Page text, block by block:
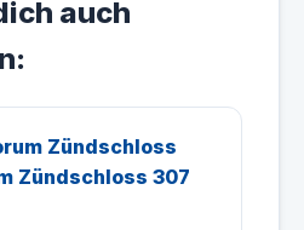
auch
Zündschloss
Zündschloss 307